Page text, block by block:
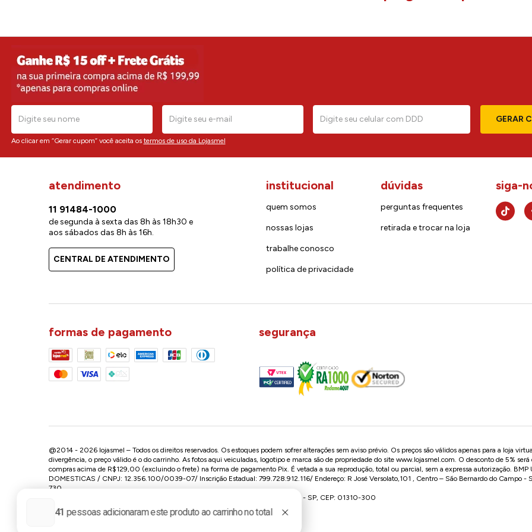
GERAR
Ao clicar em “Gerar cupom” você aceita os termos de uso da Lojasmel
atendimento
11 91484-1000
de segunda à sexta das 8h às 18h30 e
aos sábados das 8h às 16h.
CENTRAL DE ATENDIMENTO
institucional
quem somos
nossas lojas
trabalhe conosco
política de privacidade
dúvidas
perguntas frequentes
retirada e trocar na loja
siga-
formas de pagamento segurança
@2014 - 2026 lojasmel – Todos os direitos reservados. Os estoques podem sofrer alterações sem aviso prévio. Os preços são válidos apenas para a loja
divergência, o preço válido é o do carrinho. As fotos aqui veiculadas, logotipo e marca são de propriedade do site www.lojasmel.com. O desconto de 5%
compras acima de R$129,00 (excluindo o frete) na forma de pagamento Pix. É vetada a sua reprodução, total ou parcial, sem a expressa autorização. BMP
DOMESTICAS / CNPJ: 12.356.100/0039-07/ Inscrição Estadual: 799.728.912.116/ Endereço: R José Versolato,101 , Centro – São Bernardo do Campo -
730.
Conheça nossa loja na Paulista / SP: Av. Paulista, 2300 - Consolação - São Paulo - SP, CEP: 01310-300